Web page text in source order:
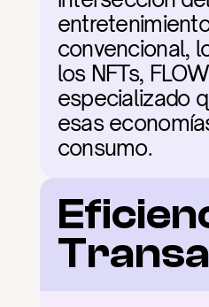
convencional,
los NFTs,
especializado
esas
consumo.